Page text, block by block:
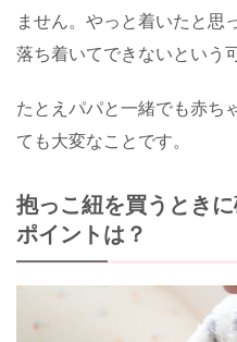
ません。やっと着いたと思
落ち着いてできないという
たとえパパと一緒でも赤ち
ても大変なことです。
抱っこ紐を買うとき
ポイントは？